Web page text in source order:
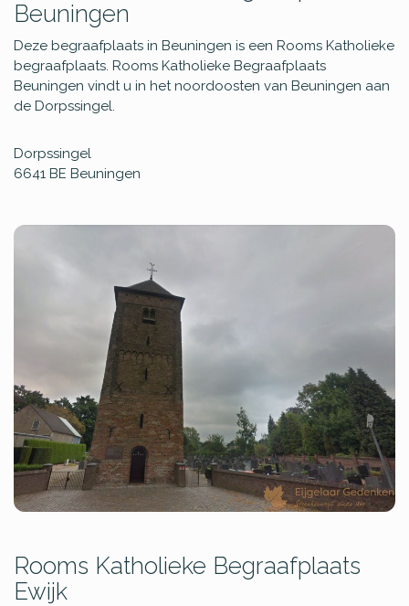
Beuningen
Deze begraafplaats in Beuningen is een Rooms Katholieke
begraafplaats. Rooms Katholieke Begraafplaats
Beuningen vindt u in het noordoosten van Beuningen aan
de Dorpssingel.
Dorpssingel
6641 BE Beuningen
Rooms Katholieke Begraafplaats
Ewijk